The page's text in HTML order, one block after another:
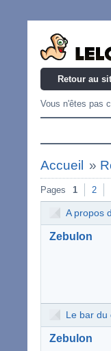
Retour au
Vous n'êtes pas
Accueil »
Pages 1 2
A propos
Zebulon
Le bar du
Zebulon